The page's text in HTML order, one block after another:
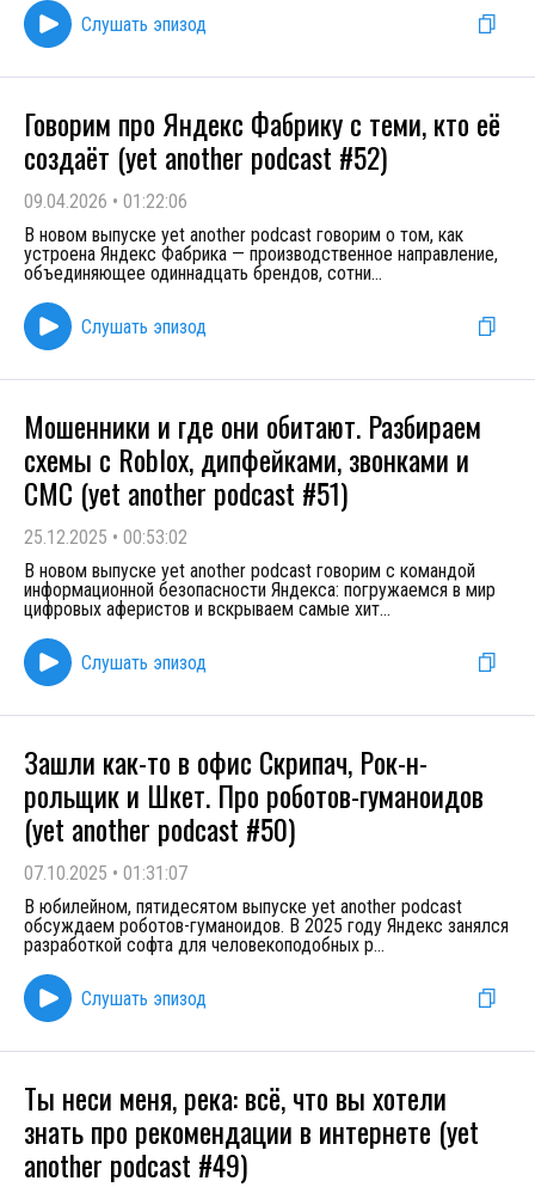
Слушать эпизод
Говорим про Яндекс Фабрику с теми, кто её
создаёт (yet another podcast #52)
09.04.2026 • 01:22:06
В новом выпуске yet another podcast говорим о том, как
устроена Яндекс Фабрика — производственное направление,
объединяющее одиннадцать брендов, сотни...
Слушать эпизод
Мошенники и где они обитают. Разбираем
схемы с Roblox, дипфейками, звонками и
СМС (yet another podcast #51)
25.12.2025 • 00:53:02
В новом выпуске yet another podcast говорим с командой
информационной безопасности Яндекса: погружаемся в мир
цифровых аферистов и вскрываем самые хит...
Слушать эпизод
Зашли как-то в офис Скрипач, Рок-н-
рольщик и Шкет. Про роботов-гуманоидов
(yet another podcast #50)
07.10.2025 • 01:31:07
В юбилейном, пятидесятом выпуске yet another podcast
обсуждаем роботов-гуманоидов. В 2025 году Яндекс занялся
разработкой софта для человекоподобных р...
Слушать эпизод
Ты неси меня, река: всё, что вы хотели
знать про рекомендации в интернете (yet
another podcast #49)